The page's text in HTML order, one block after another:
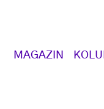
Main navigation
MAGAZIN